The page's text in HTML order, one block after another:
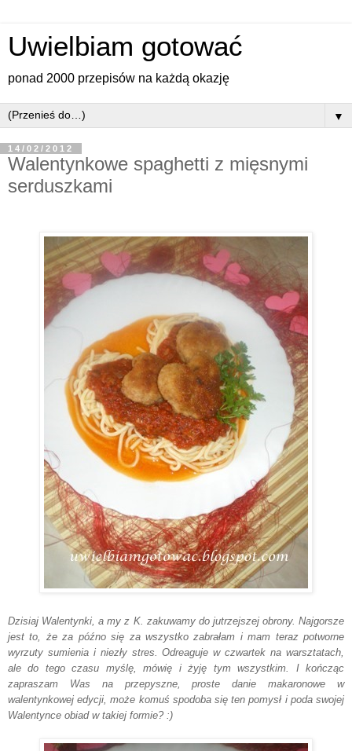
Uwielbiam gotować
ponad 2000 przepisów na każdą okazję
▼
14/02/2012
Walentynkowe spaghetti z mięsnymi
serduszkami
Dzisiaj Walentynki, a my z K. zakuwamy do jutrzejszej obrony. Najgorsze
jest to, że za późno się za wszystko zabrałam i mam teraz potworne
wyrzuty sumienia i niezły stres. Odreaguje w czwartek na warsztatach,
ale do tego czasu myślę, mówię i żyję tym wszystkim. I kończąc
zapraszam Was na przepyszne, proste danie makaronowe w
walentynkowej edycji, może komuś spodoba się ten pomysł i poda swojej
Walentynce obiad w takiej formie? :)